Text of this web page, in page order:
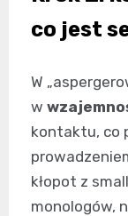
co jest
W
w
kontaktu, co
kłopot z
monologów,